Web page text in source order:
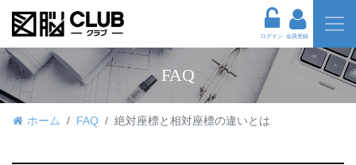
ログイン 会員登録
FAQ
ホーム FAQ 絶対座標と相対座標の違いとは